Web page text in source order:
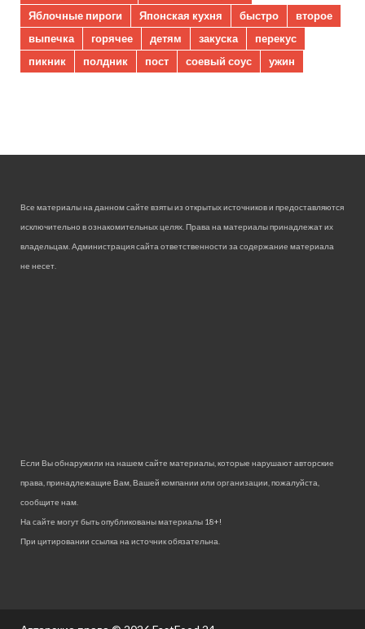
Яблочные пироги
Японская кухня быстро
второе
выпечка
горячее детям закуска
перекус
пикник
полдник пост соевый соус ужин
Все материалы на данном сайте взяты из открытых источников и предоставляются
исключительно в ознакомительных целях. Права на материалы принадлежат их
владельцам. Администрация сайта ответственности за содержание материала
не несет.
Если Вы обнаружили на нашем сайте материалы, которые нарушают авторские
права, принадлежащие Вам, Вашей компании или организации, пожалуйста,
сообщите нам.
На сайте могут быть опубликованы материалы 18+!
При цитировании ссылка на источник обязательна.